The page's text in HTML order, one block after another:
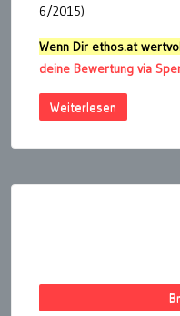
6/2015)
Wenn Dir ethos.at
deine Bewertung via
Weiterlesen
der